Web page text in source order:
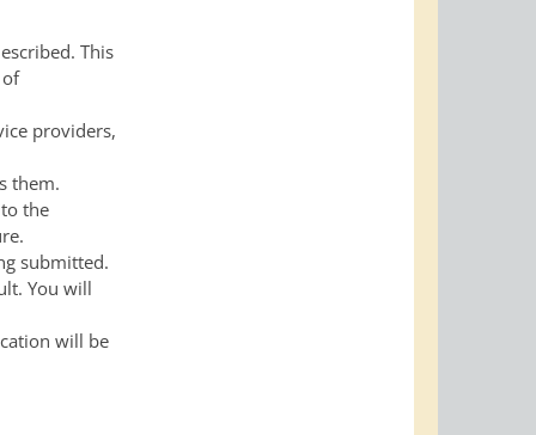
This
providers,
them.
the
submitted.
You will
will be